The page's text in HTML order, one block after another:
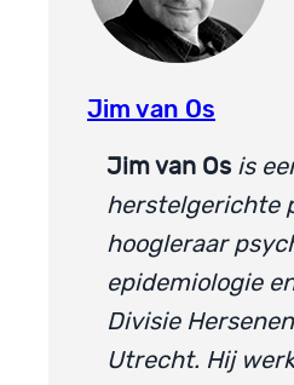
Jim van Os
Jim van Os is
herstelgerichte
hoogleraar
epidemiologie
Divisie
Utrecht. Hij